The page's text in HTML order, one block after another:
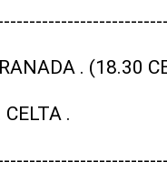
. (18.30
CELTA .